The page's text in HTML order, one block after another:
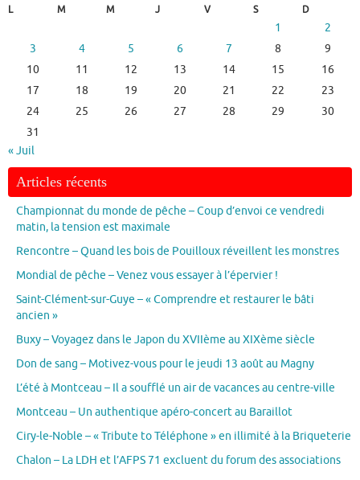
L
M M J V S D
1
2
3
4 5 6 7 8
9
10
11 12 13 14 15
16
17
18 19 20 21 22
23
24
25 26 27 28 29
30
31
« Juil
Articles récents
Championnat du monde de pêche – Coup d’envoi ce vendredi
matin, la tension est maximale
Rencontre – Quand les bois de Pouilloux réveillent les monstres
Mondial de pêche – Venez vous essayer à l’épervier !
Saint-Clément-sur-Guye – « Comprendre et restaurer le bâti
ancien »
Buxy – Voyagez dans le Japon du XVIIème au XIXème siècle
Don de sang – Motivez-vous pour le jeudi 13 août au Magny
L’été à Montceau – Il a soufflé un air de vacances au centre-ville
Montceau – Un authentique apéro-concert au Baraillot
Ciry-le-Noble – « Tribute to Téléphone » en illimité à la Briqueterie
Chalon – La LDH et l’AFPS 71 excluent du forum des associations